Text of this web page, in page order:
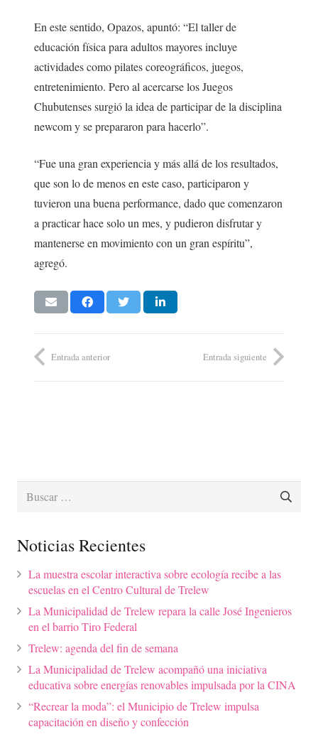
En este sentido, Opazos, apuntó: “El taller de
educación física para adultos mayores incluye
actividades como pilates coreográficos, juegos,
entretenimiento. Pero al acercarse los Juegos
Chubutenses surgió la idea de participar de la disciplina
newcom y se prepararon para hacerlo”.
“Fue una gran experiencia y más allá de los resultados,
que son lo de menos en este caso, participaron y
tuvieron una buena performance, dado que comenzaron
a practicar hace solo un mes, y pudieron disfrutar y
mantenerse en movimiento con un gran espíritu”,
agregó.
Entrada anterior Entrada siguiente
Buscar:
Noticias Recientes
La muestra escolar interactiva sobre ecología recibe a las
escuelas en el Centro Cultural de Trelew
La Municipalidad de Trelew repara la calle José Ingenieros
en el barrio Tiro Federal
Trelew: agenda del fin de semana
La Municipalidad de Trelew acompañó una iniciativa
educativa sobre energías renovables impulsada por la CINA
“Recrear la moda”: el Municipio de Trelew impulsa
capacitación en diseño y confección